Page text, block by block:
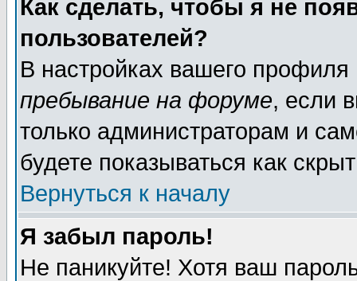
Как сделать, чтобы я не
пользователей?
В настройках вашего
пребывание на форуме, если
только администраторам и
будете показываться как
Вернуться к началу
Я забыл пароль!
Не паникуйте! Хотя ваш